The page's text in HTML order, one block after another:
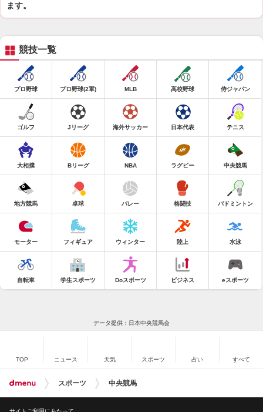
ます。
競技一覧
プロ野球 プロ野球(2軍) MLB 高校野球 侍ジャパン
ゴルフ Jリーグ 海外サッカー 日本代表 テニス
大相撲 Bリーグ NBA ラグビー 中央競馬
地方競馬 卓球 バレー 格闘技 バドミントン
モーター フィギュア ウィンター 陸上 水泳
自転車 学生スポーツ Doスポーツ ビジネス eスポーツ
データ提供：日本中央競馬会
TOP ニュース 天気 スポーツ 占い すべて
スポーツ 中央競馬